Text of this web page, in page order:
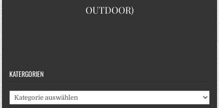
OUTDOOR)
KATERGORIEN
Katergorien